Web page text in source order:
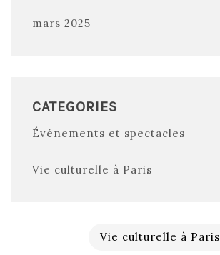
mars 2025
CATEGORIES
Événements et spectacles
Vie culturelle à Paris
Vie culturelle à Paris